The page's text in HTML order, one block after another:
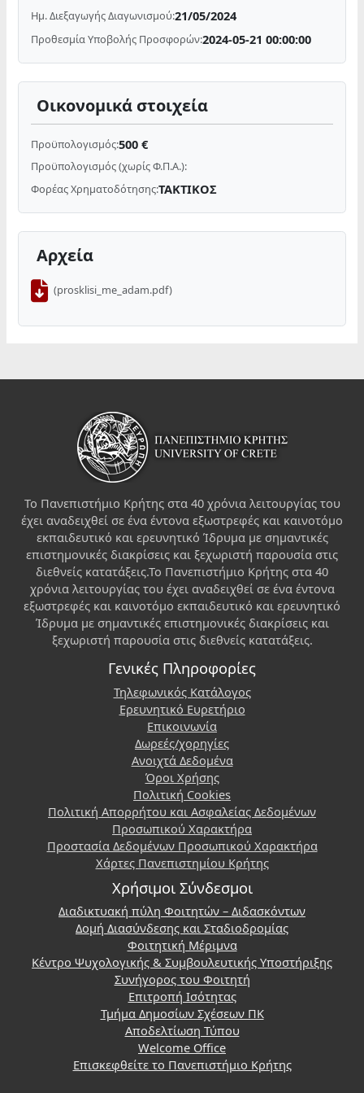
Ημ. Διεξαγωγής Διαγωνισμού:21/05/2024
Προθεσμία Υποβολής Προσφορών:2024-05-21 00:00:00
Οικονομικά στοιχεία
Προϋπολογισμός:500 €
Προϋπολογισμός (χωρίς Φ.Π.Α.):
Φορέας Χρηματοδότησης:ΤΑΚΤΙΚΟΣ
Αρχεία
(prosklisi_me_adam.pdf)
Το Πανεπιστήμιο Κρήτης στα 40 χρόνια λειτουργίας του
έχει αναδειχθεί σε ένα έντονα εξωστρεφές και καινοτόμο
εκπαιδευτικό και ερευνητικό Ίδρυμα με σημαντικές
επιστημονικές διακρίσεις και ξεχωριστή παρουσία στις
διεθνείς κατατάξεις.Το Πανεπιστήμιο Κρήτης στα 40
χρόνια λειτουργίας του έχει αναδειχθεί σε ένα έντονα
εξωστρεφές και καινοτόμο εκπαιδευτικό και ερευνητικό
Ίδρυμα με σημαντικές επιστημονικές διακρίσεις και
ξεχωριστή παρουσία στις διεθνείς κατατάξεις.
Γενικές Πληροφορίες
Τηλεφωνικός Κατάλογος
Ερευνητικό Ευρετήριο
Επικοινωνία
Δωρεές/χορηγίες
Ανοιχτά Δεδομένα
Όροι Χρήσης
Πολιτική Cookies
Πολιτική Απορρήτου και Ασφαλείας Δεδομένων
Προσωπικού Χαρακτήρα
Προστασία Δεδομένων Προσωπικού Χαρακτήρα
Χάρτες Πανεπιστημίου Κρήτης
Χρήσιμοι Σύνδεσμοι
Διαδικτυακή πύλη Φοιτητών – Διδασκόντων
Δομή Διασύνδεσης και Σταδιοδρομίας
Φοιτητική Μέριμνα
Κέντρο Ψυχολογικής & Συμβουλευτικής Υποστήριξης
Συνήγορος του Φοιτητή
Επιτροπή Ισότητας
Τμήμα Δημοσίων Σχέσεων ΠΚ
Αποδελτίωση Τύπου
Welcome Office
Επισκεφθείτε το Πανεπιστήμιο Κρήτης